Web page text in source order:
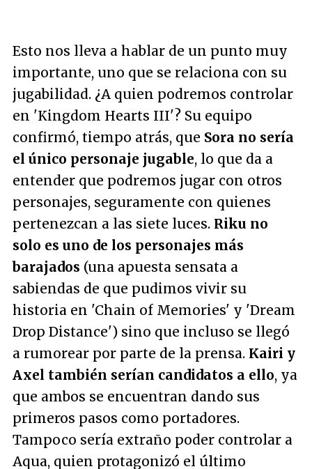
Esto nos lleva a hablar de un punto muy
importante, uno que se relaciona con su
jugabilidad. ¿A quien podremos controlar
en 'Kingdom Hearts III'? Su equipo
confirmó, tiempo atrás, que Sora no sería
el único personaje jugable, lo que da a
entender que podremos jugar con otros
personajes, seguramente con quienes
pertenezcan a las siete luces. Riku no
solo es uno de los personajes más
barajados (una apuesta sensata a
sabiendas de que pudimos vivir su
historia en 'Chain of Memories' y 'Dream
Drop Distance') sino que incluso se llegó
a rumorear por parte de la prensa. Kairi y
Axel también serían candidatos a ello, ya
que ambos se encuentran dando sus
primeros pasos como portadores.
Tampoco sería extraño poder controlar a
Aqua, quien protagonizó el último